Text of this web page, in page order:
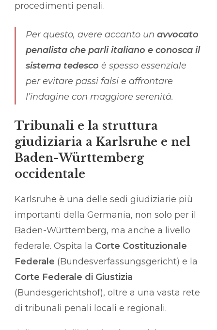
procedimenti penali.
Per questo, avere accanto un avvocato
penalista che parli italiano e conosca il
sistema tedesco è spesso essenziale
per evitare passi falsi e affrontare
l’indagine con maggiore serenità.
Tribunali e la struttura
giudiziaria a Karlsruhe e nel
Baden-Württemberg
occidentale
Karlsruhe è una delle sedi giudiziarie più
importanti della Germania, non solo per il
Baden-Württemberg, ma anche a livello
federale. Ospita la Corte Costituzionale
Federale (Bundesverfassungsgericht) e la
Corte Federale di Giustizia
(Bundesgerichtshof), oltre a una vasta rete
di tribunali penali locali e regionali.